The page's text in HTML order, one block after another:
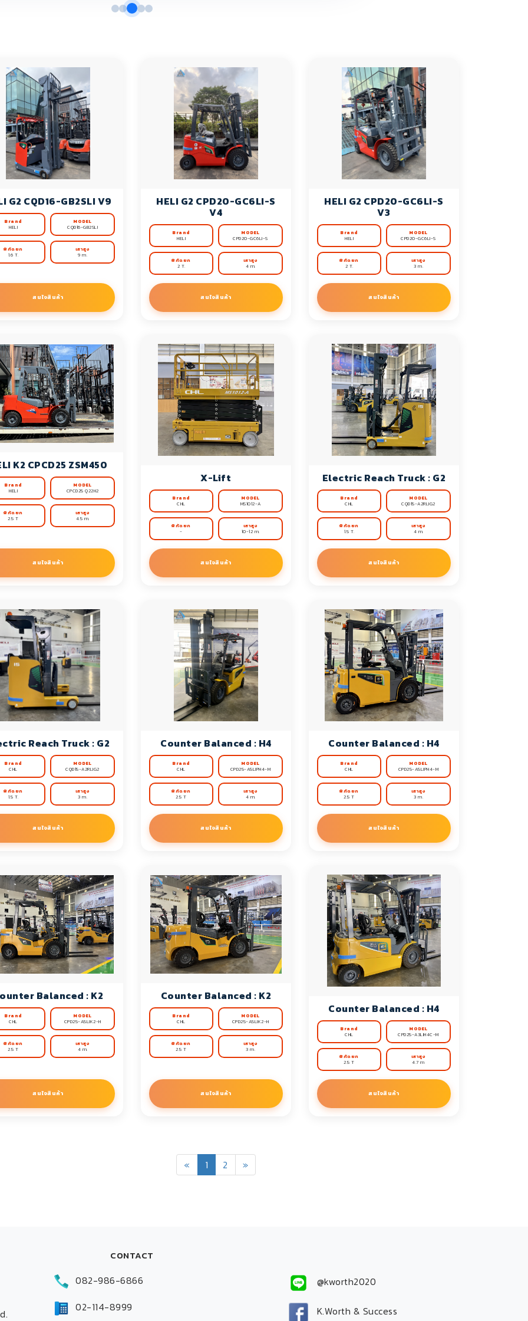
G2 CQD16-GB2SLI V9
Brand
HELI
MODEL
CQD16-GB2SLI
พิกัดยก
1.6 T.
เสาสูง
9 m.
สนใจสินค้า
HELI G2 CPD20-GC6LI-S
V4
Brand
HELI
MODEL
CPD20-GC6LI-S
พิกัดยก
2 T.
เสาสูง
4 m.
สนใจสินค้า
HELI G2 CPD20-GC6LI-S
V3
Brand
HELI
MODEL
CPD20-GC6LI-S
พิกัดยก
2 T.
เสาสูง
3 m.
สนใจสินค้า
K2 CPCD25 ZSM450
Brand
HELI
MODEL
CPCD25 Q22H2
พิกัดยก
2.5 T
เสาสูง
4.5 m.
สนใจสินค้า
X-Lift
Brand
CHL
MODEL
MS1012-A
พิกัดยก
-
เสาสูง
10-12 m.
สนใจสินค้า
Electric Reach Truck : G2
Brand
CHL
MODEL
CQD15-A2RLIG2
พิกัดยก
1.5 T.
เสาสูง
4 m.
สนใจสินค้า
Reach Truck : G2
Brand
CHL
MODEL
CQD15-A2RLIG2
พิกัดยก
1.5 T.
เสาสูง
3 m.
สนใจสินค้า
Counter Balanced : H4
Brand
CHL
MODEL
CPD25-A5LIPH4-M
พิกัดยก
2.5 T
เสาสูง
4 m.
สนใจสินค้า
Counter Balanced : H4
Brand
CHL
MODEL
CPD25-A5LIPH4-M
พิกัดยก
2.5 T
เสาสูง
3 m.
สนใจสินค้า
Balanced : K2
Brand
CHL
MODEL
CPD25-A5LIK2-H
พิกัดยก
2.5 T
เสาสูง
4 m.
สนใจสินค้า
Counter Balanced : K2
Brand
CHL
MODEL
CPD25-A5LIK2-H
พิกัดยก
2.5 T
เสาสูง
3 m.
สนใจสินค้า
Counter Balanced : H4
Brand
CHL
MODEL
CPD25-A3LIH4C-M
พิกัดยก
2.5 T
เสาสูง
4.7 m
สนใจสินค้า
« 1 2 »
CONTACT
082-986-6866
02-114-8999
@kworth2020
K.Worth & Success